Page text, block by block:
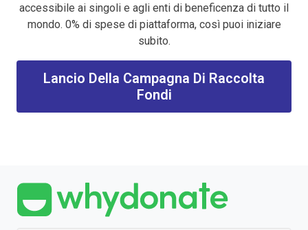
accessibile ai singoli e agli enti di beneficenza di tutto il
mondo. 0% di spese di piattaforma, così puoi iniziare
subito.
Lancio Della Campagna Di Raccolta
Fondi